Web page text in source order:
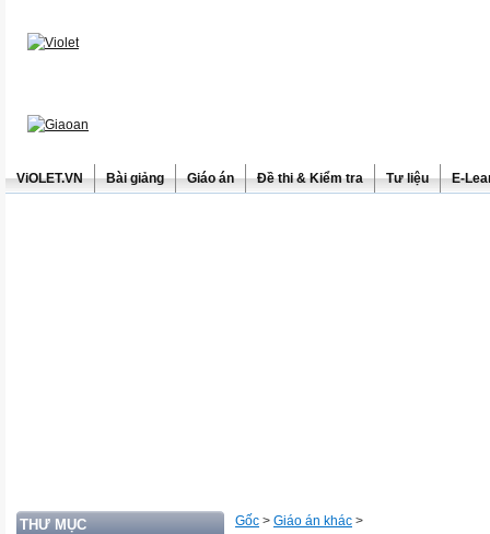
ViOLET.VN Bài giảng Giáo án Đề thi & Kiểm tra Tư liệu E-
THƯ MỤC Gốc > Giáo án khác >